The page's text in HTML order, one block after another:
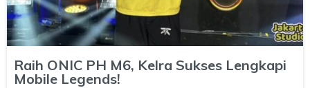
Raih ONIC PH M6, Kelra Sukses Lengkapi
Mobile Legends!